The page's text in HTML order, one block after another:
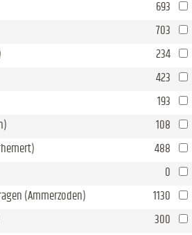
693
703
234
423
193
108
488
0
(Ammerzoden)
1130
300